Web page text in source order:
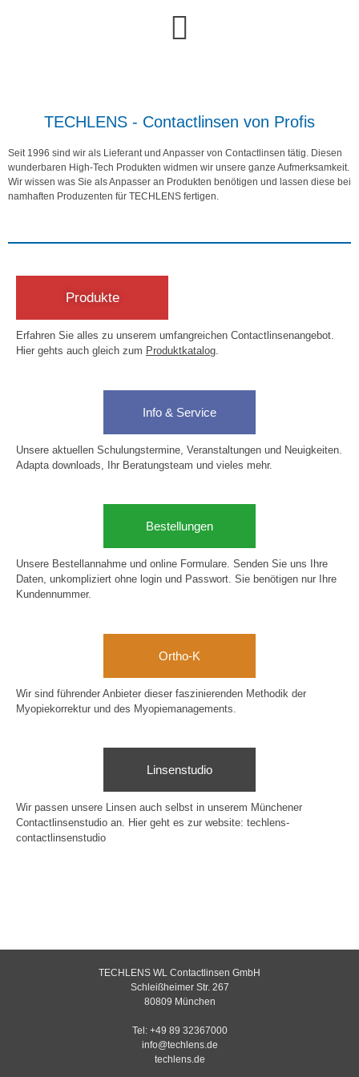
TECHLENS - Contactlinsen von Profis
Seit 1996 sind wir als Lieferant und Anpasser von Contactlinsen tätig. Diesen
wunderbaren High-Tech Produkten widmen wir unsere ganze Aufmerksamkeit.
Wir wissen was Sie als Anpasser an Produkten benötigen und lassen diese bei
namhaften Produzenten für TECHLENS fertigen.
Produkte
Erfahren Sie alles zu unserem umfangreichen Contactlinsenangebot.
Hier gehts auch gleich zum Produktkatalog.
Info & Service
Unsere aktuellen Schulungstermine, Veranstaltungen und Neuigkeiten.
Adapta downloads, Ihr Beratungsteam und vieles mehr.
Bestellungen
Unsere Bestellannahme und online Formulare. Senden Sie uns Ihre
Daten, unkompliziert ohne login und Passwort. Sie benötigen nur Ihre
Kundennummer.
Ortho-K
Wir sind führender Anbieter dieser faszinierenden Methodik der
Myopiekorrektur und des Myopiemanagements.
Linsenstudio
Wir passen unsere Linsen auch selbst in unserem Münchener
Contactlinsenstudio an. Hier geht es zur website: techlens-
contactlinsenstudio
TECHLENS WL Contactlinsen GmbH
Schleißheimer Str. 267
80809 München
Tel: +49 89 32367000
info@techlens.de
techlens.de